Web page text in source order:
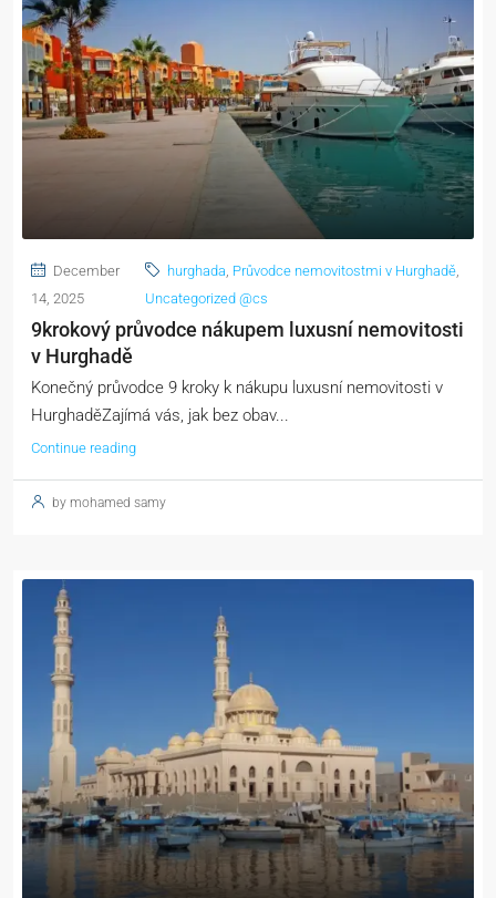
December
14, 2025
hurghada, Průvodce nemovitostmi v Hurghadě,
Uncategorized @cs
9krokový průvodce nákupem luxusní nemovitosti
v Hurghadě
Konečný průvodce 9 kroky k nákupu luxusní nemovitosti v
HurghaděZajímá vás, jak bez obav...
Continue reading
by mohamed samy